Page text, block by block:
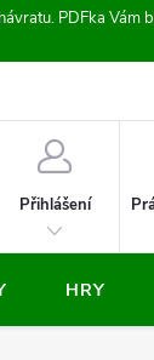
PDFka Vám
Přihlášení
HRY